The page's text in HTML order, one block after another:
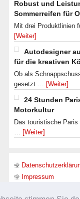
Robust und
Sommerreifen für
Mit drei Produktlinien
[Weiter]
Autodesigner
für die kreativen
Ob als
gesetzt … [Weiter]
24 Stunden
Motorkultur
Das touristische
… [Weiter]
Impressum